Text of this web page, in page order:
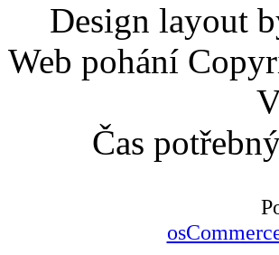
Design layout
Web pohání
Čas